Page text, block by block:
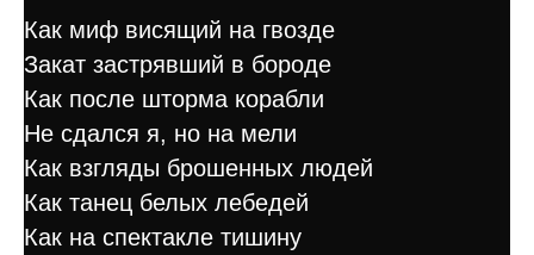
Как миф висящий на гвозде
Закат застрявший в бороде
Как после шторма корабли
Не сдался я, но на мели
Как взгляды брошенных людей
Как танец белых лебедей
Как на спектакле тишину